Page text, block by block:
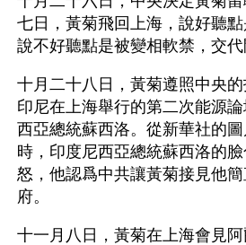
七日，黃菊飛回上海，說好聽點
說不好聽點是被變相軟禁，交代
十月二十八日，黃菊遵照中央
印尼在上海舉行的第二次能源
西亞總統蘇西洛。從新華社的
時，印度尼西亞總統蘇西洛的
怒，他認爲中共讓黃菊接見他
府。
十一月八日，黃菊在上海會見